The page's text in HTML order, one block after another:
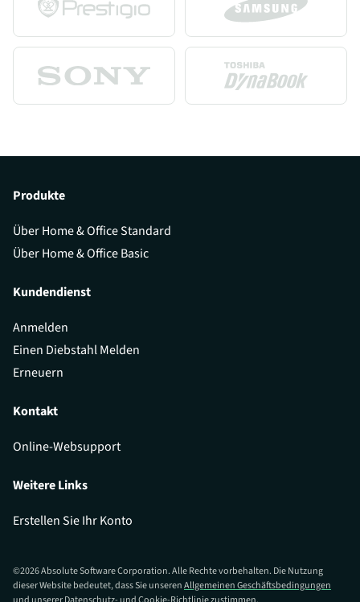
Produkte
Über Home & Office Standard
Über Home & Office Basic
Kundendienst
Anmelden
Einen Diebstahl Melden
Erneuern
Kontakt
Online-Websupport
Weitere Links
Erstellen Sie Ihr Konto
©2026Absolute Software Corporation. Alle Rechte vorbehalten. Die Nutzung
dieser Website bedeutet, dass Sie unserenAllgemeinen Geschäftsbedingungen